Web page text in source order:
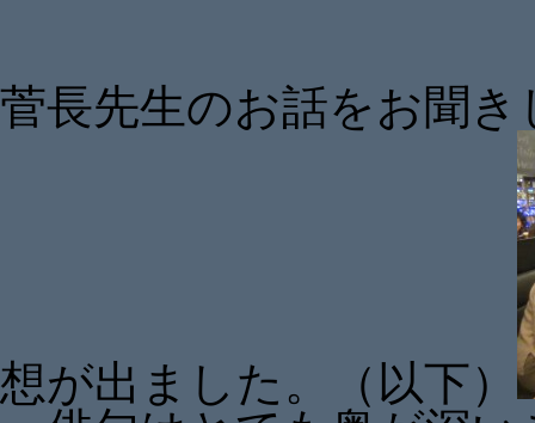
菅長先生のお話をお聞
想が出ました。（以下）